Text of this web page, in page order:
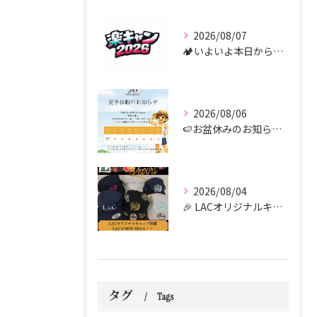
2026/08/07
🏕️いよいよ本日からダンス合宿 “楽キャン” がスタートしま...
2026/08/06
🍉お盆休みのお知らせ🍉
2026/08/04
🎉 LACオリジナルキャップがついに到着しました！！🧢✨
タグ Tags